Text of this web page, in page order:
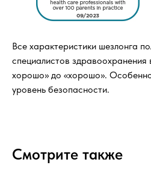
Все характеристики шезлонга
специалистов здравоохранения
хорошо» до «хорошо».
уровень безопасности.
Смотрите также